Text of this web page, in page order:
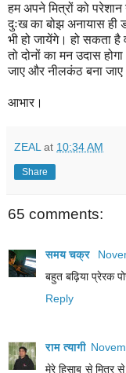
हम अपने मित्रों को
दुःख का बोझ अनायास ही
भी हो जायेंगे। हो
तो दोनों का मन उदास
जाए और नीलकंठ बना
आभार।
ZEAL at 10:34 AM
Share
65 comments:
समय चक्र
बहुत बढ़िया प्रेरक
Reply
राम त्यागी
मेरे हिसाब से मित्र